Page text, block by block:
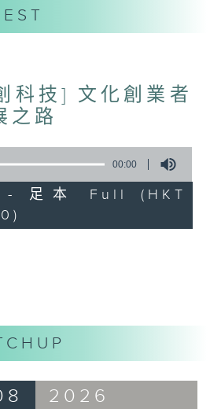
科技] 文化創業者
之路
00:00
- 足本 Full (HKT
2026